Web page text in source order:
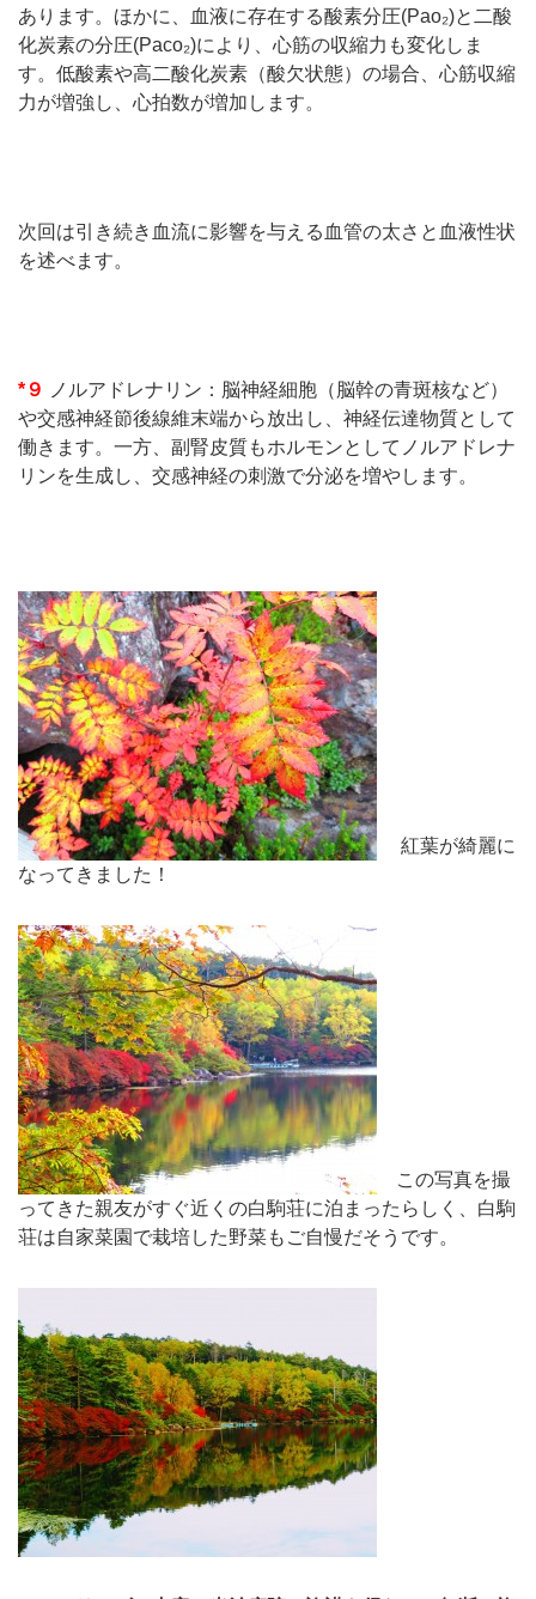
あります。ほかに、血液に存在する酸素分圧(Pao₂)と二酸
化炭素の分圧(Paco₂)により、心筋の収縮力も変化しま
す。低酸素や高二酸化炭素（酸欠状態）の場合、心筋収縮
力が増強し、心拍数が増加します。
次回は引き続き血流に影響を与える血管の太さと血液性状
を述べます。
* ９
ノルアドレナリン：脳神経細胞（脳幹の青斑核など）
や交感神経節後線維末端から放出し、神経伝達物質として
働きます。一方、副腎皮質もホルモンとしてノルアドレナ
リンを生成し、交感神経の刺激で分泌を増やします。
紅葉が綺麗に
なってきました！
この写真を撮
ってきた親友がすぐ近くの白駒荘に泊まったらしく、白駒
荘は自家菜園で栽培した野菜もご自慢だそうです。